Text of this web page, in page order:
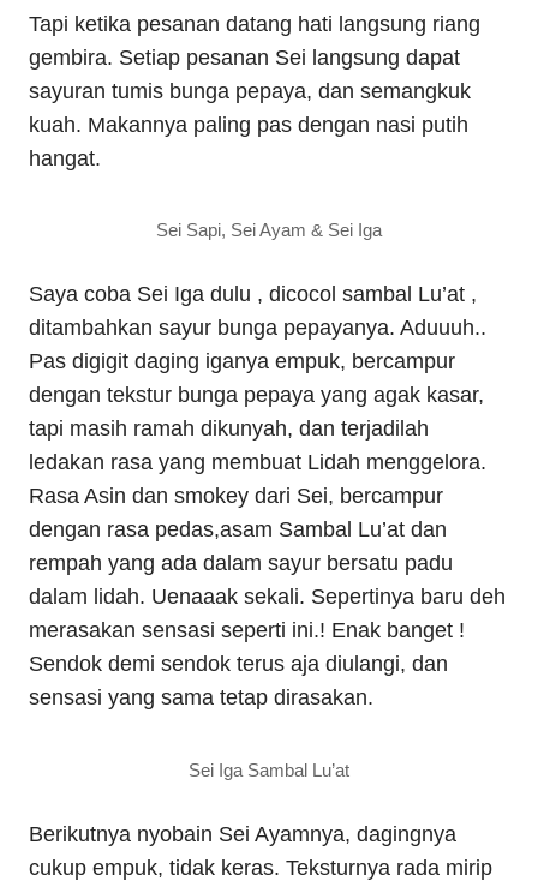
Tapi ketika pesanan datang hati langsung riang
gembira. Setiap pesanan Sei langsung dapat
sayuran tumis bunga pepaya, dan semangkuk
kuah. Makannya paling pas dengan nasi putih
hangat.
Sei Sapi, Sei Ayam & Sei Iga
Saya coba Sei Iga dulu , dicocol sambal Lu’at ,
ditambahkan sayur bunga pepayanya. Aduuuh..
Pas digigit daging iganya empuk, bercampur
dengan tekstur bunga pepaya yang agak kasar,
tapi masih ramah dikunyah, dan terjadilah
ledakan rasa yang membuat Lidah menggelora.
Rasa Asin dan smokey dari Sei, bercampur
dengan rasa pedas,asam Sambal Lu’at dan
rempah yang ada dalam sayur bersatu padu
dalam lidah. Uenaaak sekali. Sepertinya baru deh
merasakan sensasi seperti ini.! Enak banget !
Sendok demi sendok terus aja diulangi, dan
sensasi yang sama tetap dirasakan.
Sei Iga Sambal Lu’at
Berikutnya nyobain Sei Ayamnya, dagingnya
cukup empuk, tidak keras. Teksturnya rada mirip